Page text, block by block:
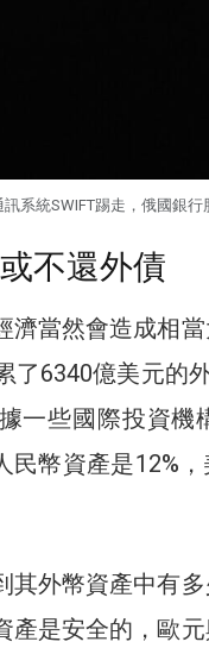
系統SWIFT踢走，俄國銀
不還外債
濟當然會造成相
了6340億美元的
一些國際投資機
民幣資產是12%
其外幣資產中有
產是安全的，歐